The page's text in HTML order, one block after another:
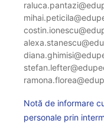
Notă de informare
personale prin